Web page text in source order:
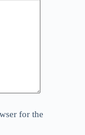
for the